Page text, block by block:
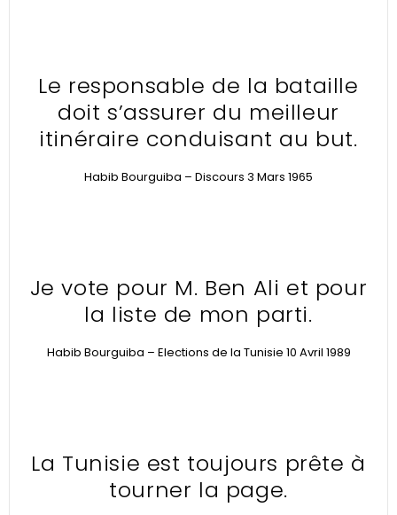
Le responsable de la bataille
doit s’assurer du meilleur
itinéraire conduisant au but.
Habib Bourguiba – Discours 3 Mars 1965
Je vote pour M. Ben Ali et pour
la liste de mon parti.
Habib Bourguiba – Elections de la Tunisie 10 Avril 1989
La Tunisie est toujours prête à
tourner la page.